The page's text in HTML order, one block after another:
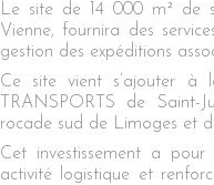
Le site de 14 000 m² de
Vienne, fournira des
gestion des expéditions
Ce site vient s’ajouter à
TRANSPORTS de
rocade sud de Limoges et
Cet investissement a
activité logistique et